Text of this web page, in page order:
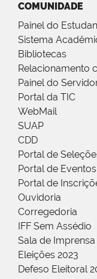
COMUNIDADE
Painel do
Sistema
Bibliotecas
Relacionamento
Painel do
Portal da TIC
WebMail
SUAP
CDD
Portal de
Portal de Eventos
Portal de
Ouvidoria
Corregedoria
IFF Sem Assédio
Sala de
Eleições 2023
Defeso Eleitoral